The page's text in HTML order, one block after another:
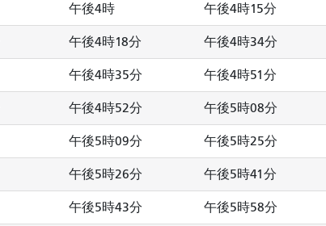
午後4時 午後4時15分
午後4時18分 午後4時34分
午後4時35分 午後4時51分
午後4時52分 午後5時08分
午後5時09分 午後5時25分
午後5時26分 午後5時41分
午後5時43分 午後5時58分